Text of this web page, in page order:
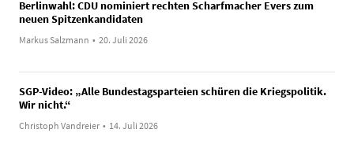
Berlinwahl: CDU nominiert rechten Scharfmacher Evers zum
neuen Spitzenkandidaten
Markus Salzmann • 20. Juli 2026
SGP-Video: „Alle Bundestagsparteien schüren die Kriegspolitik.
Wir nicht.“
Christoph Vandreier • 14. Juli 2026